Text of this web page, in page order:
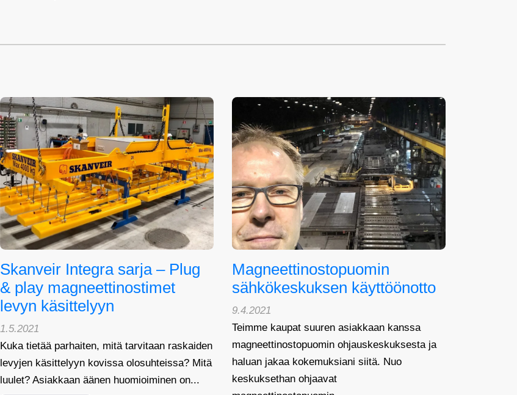
Skanveir Integra sarja – Plug
& play magneettinostimet
levyn käsittelyyn
1.5.2021
Kuka tietää parhaiten, mitä tarvitaan raskaiden
levyjen käsittelyyn kovissa olosuhteissa? Mitä
luulet? Asiakkaan äänen huomioiminen on...
Magneettinostopuomin
sähkökeskuksen käyttöönotto
9.4.2021
Teimme kaupat suuren asiakkaan kanssa
magneettinostopuomin ohjauskeskuksesta ja
haluan jakaa kokemuksiani siitä. Nuo
keskuksethan ohjaavat